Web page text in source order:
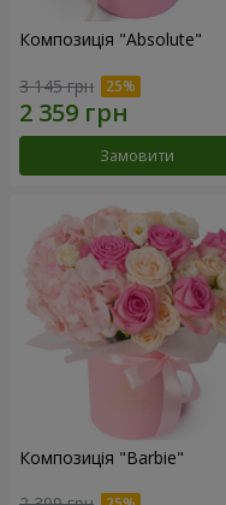
Композиція "Absolute"
3 145 грн
Замовити
Композиція "Barbie"